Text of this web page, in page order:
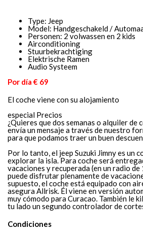
Type: Jeep
Model: Handgeschakeld /
Personen: 2 volwassen en 2 kids
Airconditioning
Stuurbekrachtiging
Elektrische Ramen
Audio Systeem
Por día € 69
El coche viene con su alojamiento
especial Precios
¿Quieres que dos semanas o alquiler de
envía un mensaje a través de nuestro
para que podamos traer un buen
Por lo tanto, el jeep Suzuki Jimny es un
explorar la isla. Para coche será
vacaciones y recuperada (en un radio de
puede disfrutar plenamente de
supuesto, el coche está equipado con
asegura Allrisk. Él viene en versión
muy cómodo para Curacao. También le
tu lado un segundo controlador de
Condiciones